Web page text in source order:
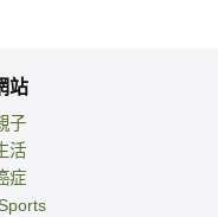
站
子
活
症